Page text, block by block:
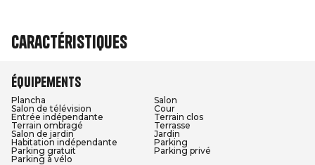
Caractéristiques
Équipements
Plancha
Salon
Salon de télévision
Cour
Entrée indépendante
Terrain clos
Terrain ombragé
Terrasse
Salon de jardin
Jardin
Habitation indépendante
Parking
Parking gratuit
Parking privé
Parking à vélo